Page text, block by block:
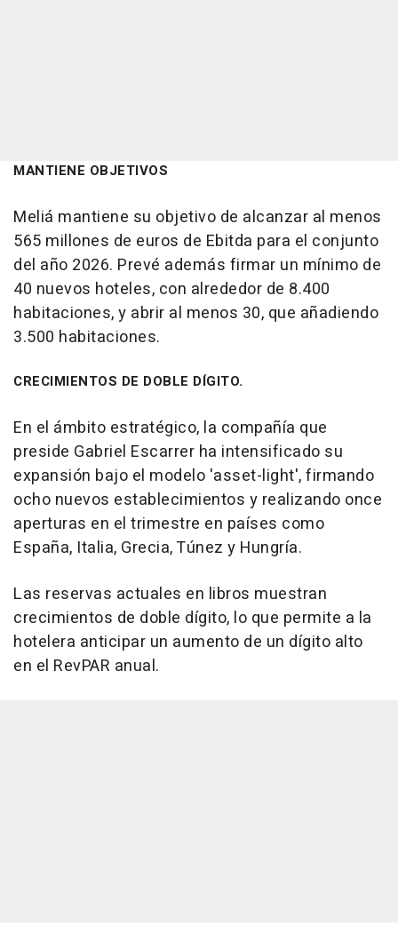
MANTIENE OBJETIVOS
Meliá mantiene su objetivo de alcanzar al menos
565 millones de euros de Ebitda para el conjunto
del año 2026. Prevé además firmar un mínimo de
40 nuevos hoteles, con alrededor de 8.400
habitaciones, y abrir al menos 30, que añadiendo
3.500 habitaciones.
CRECIMIENTOS DE DOBLE DÍGITO.
En el ámbito estratégico, la compañía que
preside Gabriel Escarrer ha intensificado su
expansión bajo el modelo 'asset-light', firmando
ocho nuevos establecimientos y realizando once
aperturas en el trimestre en países como
España, Italia, Grecia, Túnez y Hungría.
Las reservas actuales en libros muestran
crecimientos de doble dígito, lo que permite a la
hotelera anticipar un aumento de un dígito alto
en el RevPAR anual.